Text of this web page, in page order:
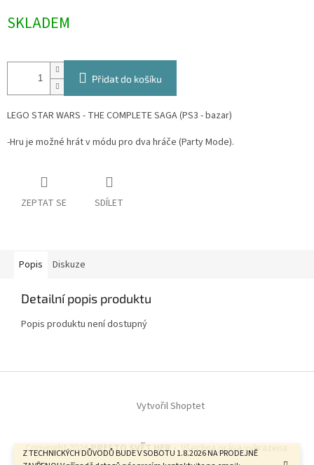
Z TECHNICKÝCH DŮVODŮ BUDE V SOBOTU 1.8.2026 NA PRODEJNĚ
cena:
SKLADEM
Přidat do košíku
LEGO STAR WARS - THE COMPLETE SAGA (PS3 - bazar)
-Hru je možné hrát v módu pro dva hráče (Party Mode).
ZEPTAT SE SDÍLET
Popis Diskuze
Detailní popis produktu
Popis produktu není dostupný
Vytvořil Shoptet
Copyright 2026PRESTO SVĚT HER - . Všechna práva vyhrazena.